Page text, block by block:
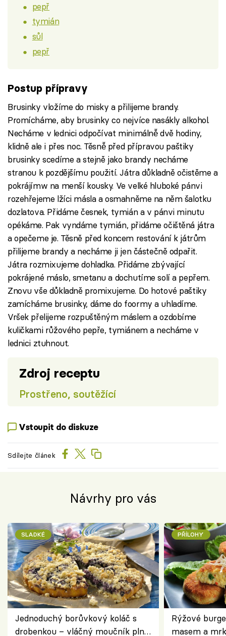
pepř
tymián
sůl
pepř
Postup přípravy
Brusinky vložíme do misky a přilijeme brandy.
Promícháme, aby brusinky co nejvíce nasákly alkohol.
Necháme v lednici odpočívat minimálně̌ dvě hodiny,
klidně ale i přes noc. Těsně̌ před přípravou paštiky
brusinky scedíme a stejně jako brandy necháme
stranou k pozdějšímu použití. Játra důkladně očistěme a
pokrájímw na menší kousky. Ve velké hluboké pánvi
rozehřejeme lžíci másla a osmahněme na něm šalotku
dozlatova. Přidáme česnek, tymián a v pánvi minutu
opékáme. Pak vyndáme tymián, přidáme očištěná játra
a opečeme je. Těsně před koncem restování k játrům
přilijeme brandy a necháme ji jen částečně odpařit.
Játra rozmixujeme dohladka. Přidáme zbývající
pokrájené máslo, smetanu a dochutíme solí a pepřem.
Znovu vše důkladně promixujeme. Do hotové paštiky
zamícháme brusinky, dáme do foormy a uhladíme.
Vršek přelijeme rozpuštěným máslem a ozdobíme
kuličkami růžového pepře, tymiánem a necháme v
lednici ztuhnout.
Zdroj receptu
Prostřeno, soutěžící
Vstoupit do diskuze
Sdílejte článek
Návrhy pro vás
SLADKÉ
Jednoduchý borůvkový koláč s
drobenkou – vláčný moučník plný
PŘÍLOHY
Rýžové
masem a